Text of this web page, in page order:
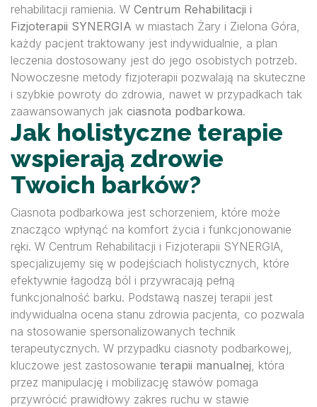
rehabilitacji ramienia. W Centrum Rehabilitacji i
Fizjoterapii SYNERGIA w miastach Żary i Zielona Góra,
każdy pacjent traktowany jest indywidualnie, a plan
leczenia dostosowany jest do jego osobistych potrzeb.
Nowoczesne metody fizjoterapii pozwalają na skuteczne
i szybkie powroty do zdrowia, nawet w przypadkach tak
zaawansowanych jak ciasnota podbarkowa.
Jak holistyczne terapie
wspierają zdrowie
Twoich barków?
Ciasnota podbarkowa jest schorzeniem, które może
znacząco wpłynąć na komfort życia i funkcjonowanie
ręki. W Centrum Rehabilitacji i Fizjoterapii SYNERGIA,
specjalizujemy się w podejściach holistycznych, które
efektywnie łagodzą ból i przywracają pełną
funkcjonalność barku. Podstawą naszej terapii jest
indywidualna ocena stanu zdrowia pacjenta, co pozwala
na stosowanie spersonalizowanych technik
terapeutycznych. W przypadku ciasnoty podbarkowej,
kluczowe jest zastosowanie terapii manualnej, która
przez manipulację i mobilizację stawów pomaga
przywrócić prawidłowy zakres ruchu w stawie